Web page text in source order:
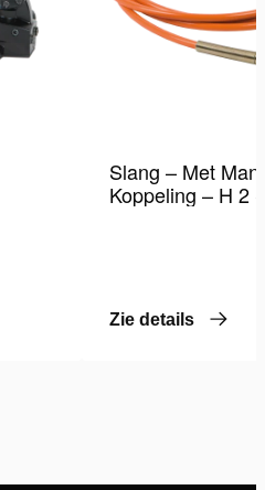
Slang – Met
Koppeling – H 2
Zie details